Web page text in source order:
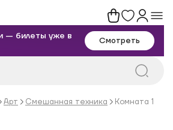
— билеты уже в
Смотреть
Арт Смешанная техника Комната 1